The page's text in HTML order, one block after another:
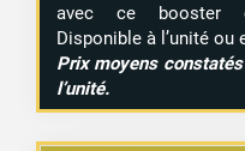
avec ce booster
Disponible à l’unité ou
Prix moyens
l’unité.